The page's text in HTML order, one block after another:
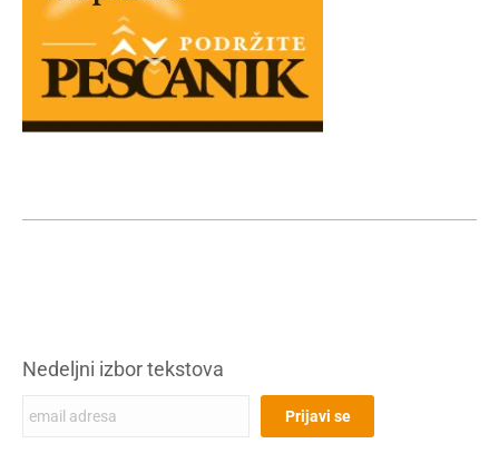
Nedeljni izbor tekstova